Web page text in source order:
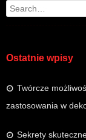
Search
Ostatnie wpisy
Twórcze
zastosowania w
Sekrety